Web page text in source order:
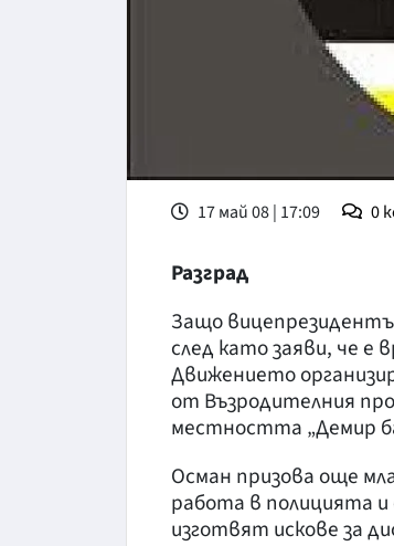
17 май 08 | 17:09 0
Разград
Защо
след като заяви, че
Движението
от Възродителния
местността „Демир
Осман призова още
работа в полицията
изготвят искове за